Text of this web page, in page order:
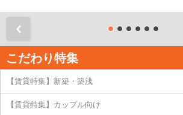
こだわり特集
【賃貸特集】新築・築浅
【賃貸特集】カップル向け